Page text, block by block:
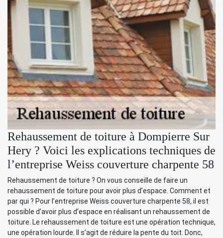
Rehaussement de toiture à Dompierre Sur
Hery ? Voici les explications techniques de
l’entreprise Weiss couverture charpente 58
Rehaussement de toiture ? On vous conseille de faire un
rehaussement de toiture pour avoir plus d’espace. Comment et
par qui ? Pour l’entreprise Weiss couverture charpente 58, il est
possible d’avoir plus d’espace en réalisant un rehaussement de
toiture. Le rehaussement de toiture est une opération technique,
une opération lourde. Il s’agit de réduire la pente du toit. Donc,